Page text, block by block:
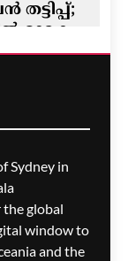
മാരക
Sydney in
the global
window to
and the